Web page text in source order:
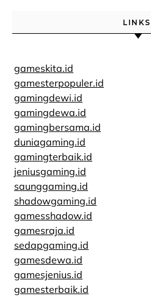
LINKS
gameskita.id
gamesterpopuler.id
gamingdewi.id
gamingdewa.id
gamingbersama.id
duniagaming.id
gamingterbaik.id
jeniusgaming.id
saunggaming.id
shadowgaming.id
gamesshadow.id
gamesraja.id
sedapgaming.id
gamesdewa.id
gamesjenius.id
gamesterbaik.id